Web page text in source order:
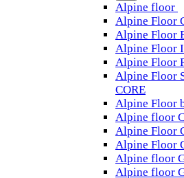
Alpine floor
Alpine Floor
Alpine Floor
Alpine Floor
Alpine Floor
Alpine Floor
CORE
Alpine Floor
Alpine floor
Alpine Floor
Alpine Floor
Alpine floor
Alpine floor